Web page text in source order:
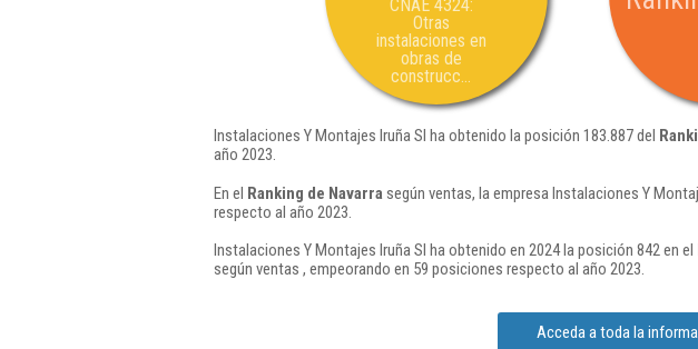
CNAE 4324:
Otras
instalaciones en
obras de
construcc...
Instalaciones Y Montajes Iruña Sl ha obtenido la posición 183.887 del
año 2023.
En el Ranking de Navarra según ventas, la empresa Instalaciones Y
respecto al año 2023.
Instalaciones Y Montajes Iruña Sl ha obtenido en 2024 la posición 842 en el
según ventas , empeorando en 59 posiciones respecto al año 2023.
Acceda a toda la